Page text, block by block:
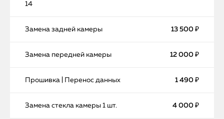
14
Замена задней камеры 13 500 ₽
Замена передней камеры 12 000 ₽
Прошивка | Перенос данных 1 490 ₽
Замена стекла камеры 1 шт. 4 000 ₽